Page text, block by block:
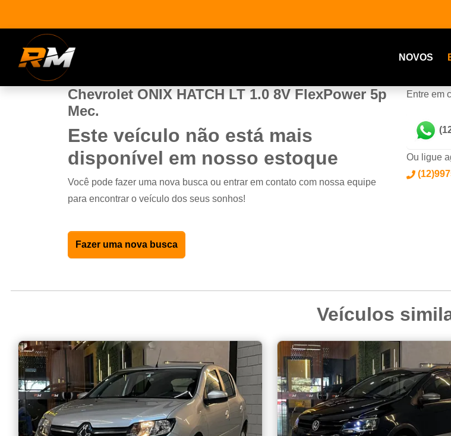
NOVOS
Chevrolet ONIX HATCH LT 1.0 8V FlexPower 5p
Mec.
Este veículo não está mais
disponível em nosso estoque
Você pode fazer uma nova busca ou entrar em contato com nossa equipe
para encontrar o veículo dos seus sonhos!
Fazer uma nova busca
Entre em
Ou ligue
Veículos